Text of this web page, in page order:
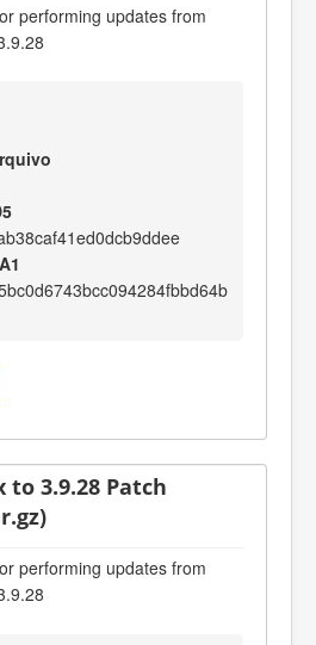
performing updates from
to 3.9.28 Patch
performing updates from